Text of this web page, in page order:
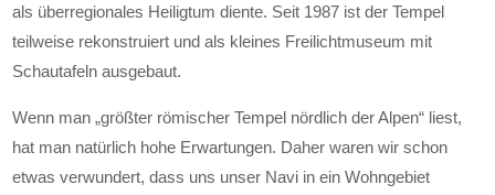
als überregionales Heiligtum diente. Seit 1987 ist der Tempel
teilweise rekonstruiert und als kleines Freilichtmuseum mit
Schautafeln ausgebaut.
Wenn man „größter römischer Tempel nördlich der Alpen“ liest,
hat man natürlich hohe Erwartungen. Daher waren wir schon
etwas verwundert, dass uns unser Navi in ein Wohngebiet